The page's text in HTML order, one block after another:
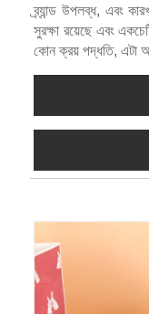
ব্র্যান্ড উপলব্ধ, এবং
সুরক্ষা রয়েছে এবং
কোন ক্রয় পদ্ধতি, এটা